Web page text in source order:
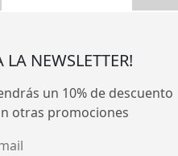
LA NEWSLETTER!
un 10% de descuento
otras promociones